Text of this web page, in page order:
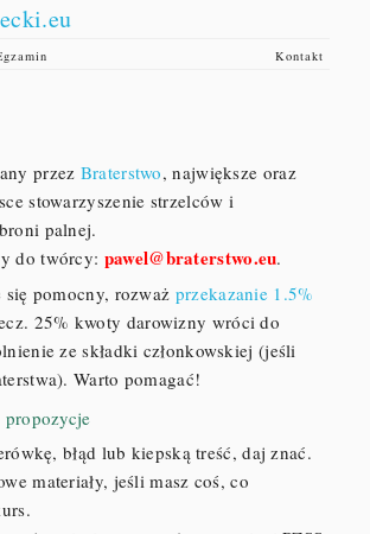
Kontakt
przez Braterstwo, największe oraz
stowarzyszenie strzelców i
palnej.
do twórcy: pawel@braterstwo.eu.
się pomocny, rozważ przekazanie 1.5%
25% kwoty darowizny wróci do
ze składki członkowskiej (jeśli
Warto pomagać!
propozycje
błąd lub kiepską treść, daj znać.
materiały, jeśli masz coś, co